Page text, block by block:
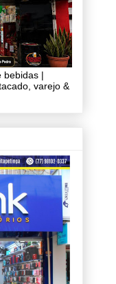
bebidas |
varejo &